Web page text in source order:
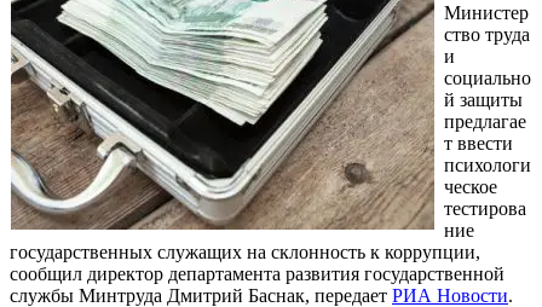
Министер
ство труда
и
социально
й защиты
предлагае
т ввести
психологи
ческое
тестирова
ние
государственных служащих на склонность к коррупции,
сообщил директор департамента развития государственной
службы Минтруда Дмитрий Баснак, передает РИА Новости.